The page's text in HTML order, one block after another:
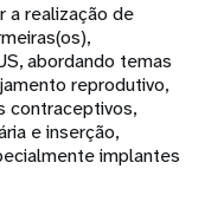
a realização de
abordando temas
reprodutivo,
contraceptivos,
e inserção,
implantes